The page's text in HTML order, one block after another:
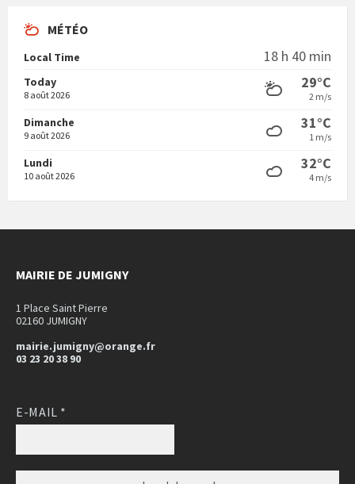
MÉTÉO
Local Time 18 h 40 min
Today
8 août 2026
29°C
2 m/s
Dimanche
9 août 2026
31°C
1 m/s
Lundi
10 août 2026
32°C
4 m/s
MAIRIE DE JUMIGNY
1 Place Saint Pierre
02160 JUMIGNY
mairie.jumigny@orange.fr
03 23 20 38 90
E-MAIL *